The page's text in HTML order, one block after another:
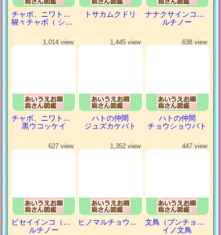
チャボ、ニワトリの仲間
猩々チャボ（ ショウジョウチャボ）
トサカムクドリ
ナナクサインコ（七草インコ）
ルチノー
1,014 view
チャボ、ニワトリの仲間
黒ウコッケイ
1,445 view
ハトの仲間
ジュズカケバト
638 view
ハトの仲間
チョウショウバト
627 view
ビセイインコ（美声インコ）
ルチノー
1,352 view
ヒノマルチョウ（日の丸鳥）
447 view
文鳥（ブンチョウ）
イノ文鳥